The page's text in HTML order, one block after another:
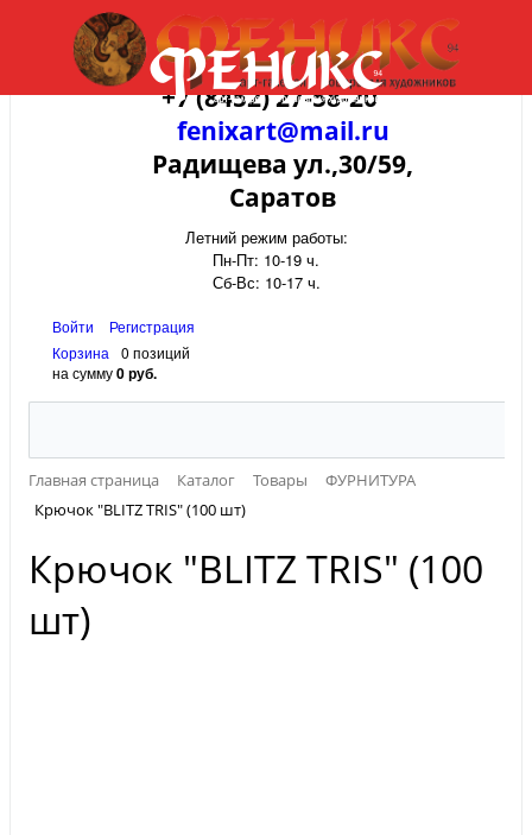
+7 (8452) 27-58-20
fenixart@mail.ru
Радищева ул.,30/59,
Саратов
Летний режим работы:
Пн-Пт: 10-19 ч.
Сб-Вс: 10-17 ч.
Войти
Регистрация
Корзина
0 позиций
на сумму0 руб.
Главная страница Каталог Товары
ФУРНИТУРА
Крючок "BLITZ TRIS" (100 шт)
Крючок "BLITZ TRIS" (100
шт)